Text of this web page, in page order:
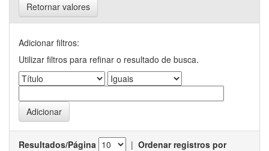
Retornar valores
Adicionar filtros:
Utilizar filtros para refinar o resultado de busca.
Resultados/Página | Ordenar registros por